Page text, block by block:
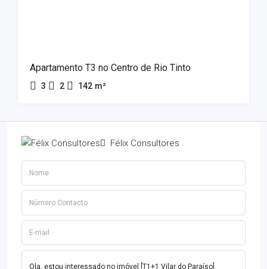
Apartamento T3 no Centro de Rio Tinto
3 2 142 m²
Félix Consultores